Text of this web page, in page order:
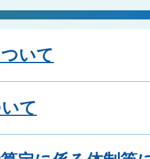
いて
て